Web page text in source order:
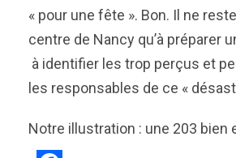
« pour une fête ». Bon. Il ne
centre de Nancy qu’à préparer
à identifier les trop perçus et
les responsables de ce «
Notre illustration : une 203 bien